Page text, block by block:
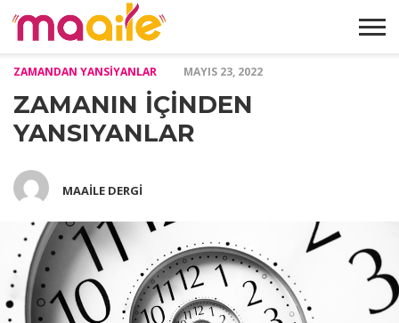
FORMU
ZAMANDAN YANSIYANLAR MAYIS 23, 2022
ZAMANIN İÇİNDEN
YANSIYANLAR
MAAILE DERGI